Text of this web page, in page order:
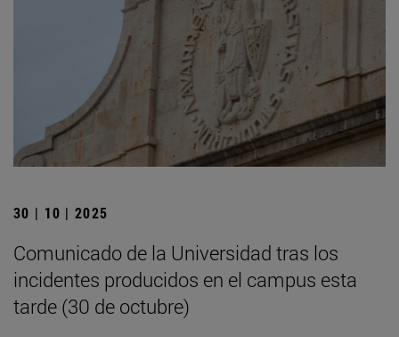
30 | 10 | 2025
Comunicado de la Universidad tras los
incidentes producidos en el campus esta
tarde (30 de octubre)